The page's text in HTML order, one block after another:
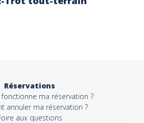
Réservations
ma réservation ?
annuler ma réservation ?
aux questions